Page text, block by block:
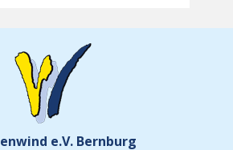
e.V. Bernburg